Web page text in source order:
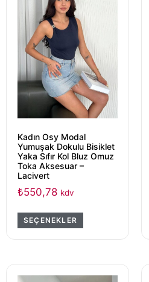
Kadın Osy Modal
Yumuşak Dokulu Bisiklet
Yaka Sıfır Kol Bluz Omuz
Toka Aksesuar –
Lacivert
₺550,78 kdv
SEÇENEKLER